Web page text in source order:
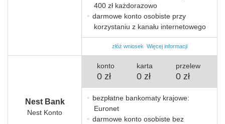
400 zł każdorazowo
darmowe konto osobiste przy
korzystaniu z kanału internetowego
złóż wniosek Więcej informacji
Nest Bank
Nest Konto
konto
0 zł
karta
0 zł
przelew
0 zł
bezpłatne bankomaty krajowe:
Euronet
darmowe konto osobiste bez